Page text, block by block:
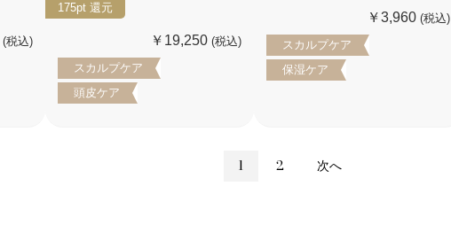
(税込)
175pt 還元
￥19,250(税込)
スカルプケア
頭皮ケア
￥3,960(税込)
スカルプケア
保湿ケア
1 2 次へ